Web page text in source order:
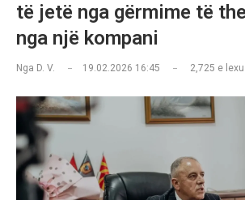
të jetë nga gërmime të
nga një kompani
Nga D. V. 19.02.2026 16:45 2,725 e